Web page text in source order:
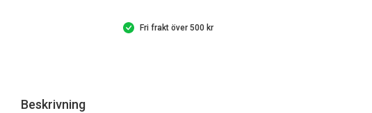
Fri frakt över 500 kr
Beskrivning